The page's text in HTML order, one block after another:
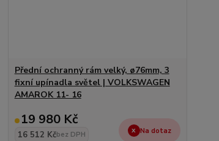
Přední ochranný rám velký, ø76mm, 3
fixní upínadla světel | VOLKSWAGEN
AMAROK 11- 16
19 980 Kč
16 512 Kčbez DPH Na dotaz